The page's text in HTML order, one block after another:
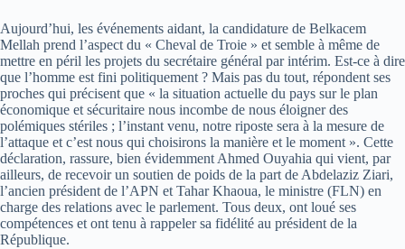
Aujourd’hui, les événements aidant, la candidature de Belkacem
Mellah prend l’aspect du « Cheval de Troie » et semble à même de
mettre en péril les projets du secrétaire général par intérim. Est-ce à dire
que l’homme est fini politiquement ? Mais pas du tout, répondent ses
proches qui précisent que « la situation actuelle du pays sur le plan
économique et sécuritaire nous incombe de nous éloigner des
polémiques stériles ; l’instant venu, notre riposte sera à la mesure de
l’attaque et c’est nous qui choisirons la manière et le moment ». Cette
déclaration, rassure, bien évidemment Ahmed Ouyahia qui vient, par
ailleurs, de recevoir un soutien de poids de la part de Abdelaziz Ziari,
l’ancien président de l’APN et Tahar Khaoua, le ministre (FLN) en
charge des relations avec le parlement. Tous deux, ont loué ses
compétences et ont tenu à rappeler sa fidélité au président de la
République.